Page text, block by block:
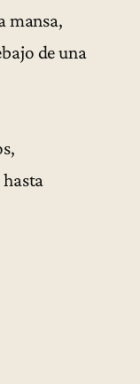
mansa,
de una